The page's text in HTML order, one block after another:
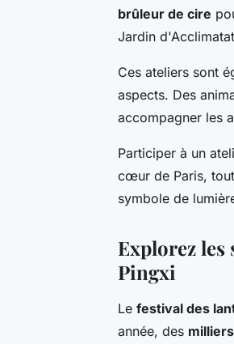
brûleur de cire
Jardin
Ces ateliers sont
aspects. Des
accompagner les
Participer à un
cœur de Paris,
symbole de
Explorez les
Pingxi
Le festival des
année, des